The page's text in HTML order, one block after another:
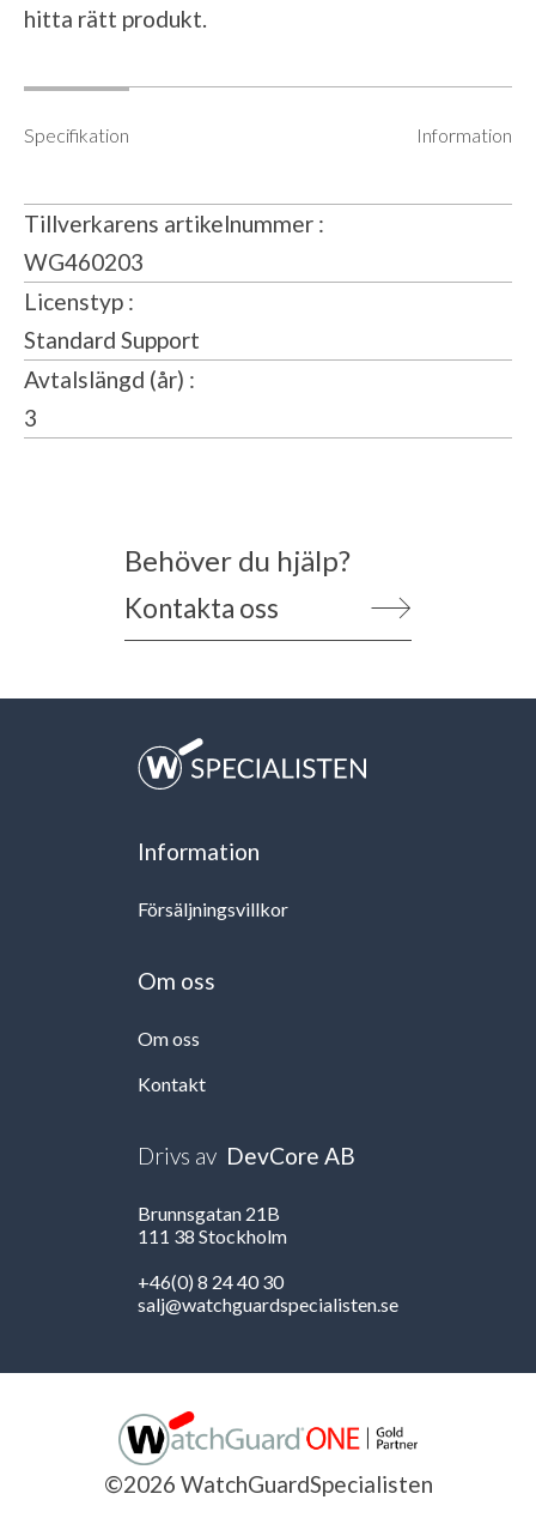
hitta rätt produkt.
Specifikation Information
Tillverkarens artikelnummer
WG460203
Licenstyp
Standard Support
Avtalslängd (år)
3
Behöver du hjälp?
Kontakta oss
Information
Försäljningsvillkor
Om oss
Om oss
Kontakt
Drivs av DevCore AB
Brunnsgatan 21B
111 38 Stockholm
+46(0) 8 24 40 30
salj@watchguardspecialisten.se
©2026 WatchGuardSpecialisten